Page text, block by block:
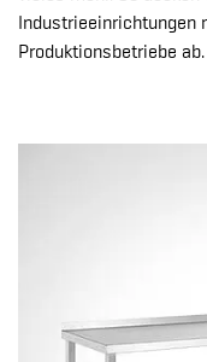
Produktionsbetriebe ab.